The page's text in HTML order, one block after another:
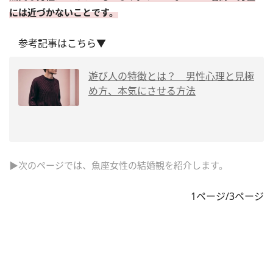
には近づかないことです。
参考記事はこちら▼
遊び人の特徴とは？ 男性心理と見極
め方、本気にさせる方法
▶次のページでは、魚座女性の結婚観を紹介します。
1ページ/3ページ